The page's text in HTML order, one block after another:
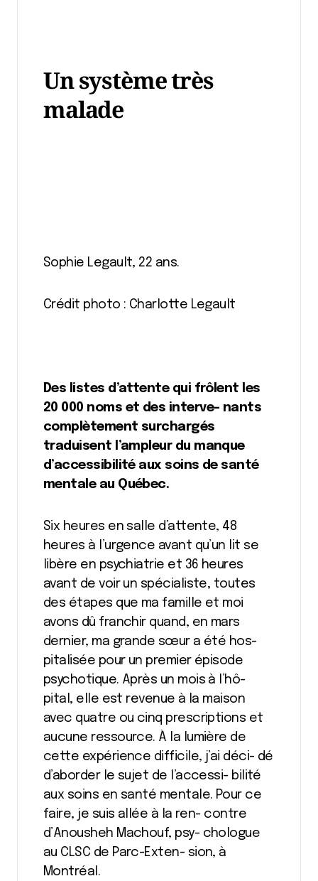
Un système très
malade
Sophie Legault, 22 ans.
Crédit photo : Charlotte Legault
Des listes d’attente qui frôlent les
20 000 noms et des interve- nants
complètement surchargés
traduisent l’ampleur du manque
d’accessibilité aux soins de santé
mentale au Québec.
Six heures en salle d’attente, 48
heures à l’urgence avant qu’un lit se
libère en psychiatrie et 36 heures
avant de voir un spécialiste, toutes
des étapes que ma famille et moi
avons dû franchir quand, en mars
dernier, ma grande sœur a été hos-
pitalisée pour un premier épisode
psychotique. Après un mois à l’hô-
pital, elle est revenue à la maison
avec quatre ou cinq prescriptions et
aucune ressource. À la lumière de
cette expérience difficile, j’ai déci- dé
d’aborder le sujet de l’accessi- bilité
aux soins en santé mentale. Pour ce
faire, je suis allée à la ren- contre
d’Anousheh Machouf, psy- chologue
au CLSC de Parc-Exten- sion, à
Montréal.